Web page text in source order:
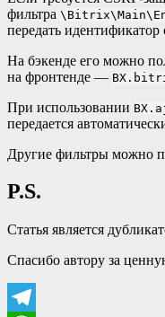
фильтра
передать идентификатор
На бэкенде его можно
на фронтенде —
При использовании
передается
Другие фильтры можно
P.S.
Статья является
Спасибо автору за